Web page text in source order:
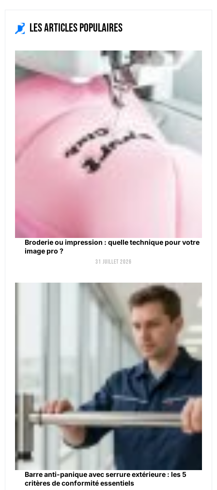
Les articles populaires
Broderie ou impression : quelle technique pour votre
image pro ?
31 juillet 2026
Barre anti-panique avec serrure extérieure : les 5
critères de conformité essentiels